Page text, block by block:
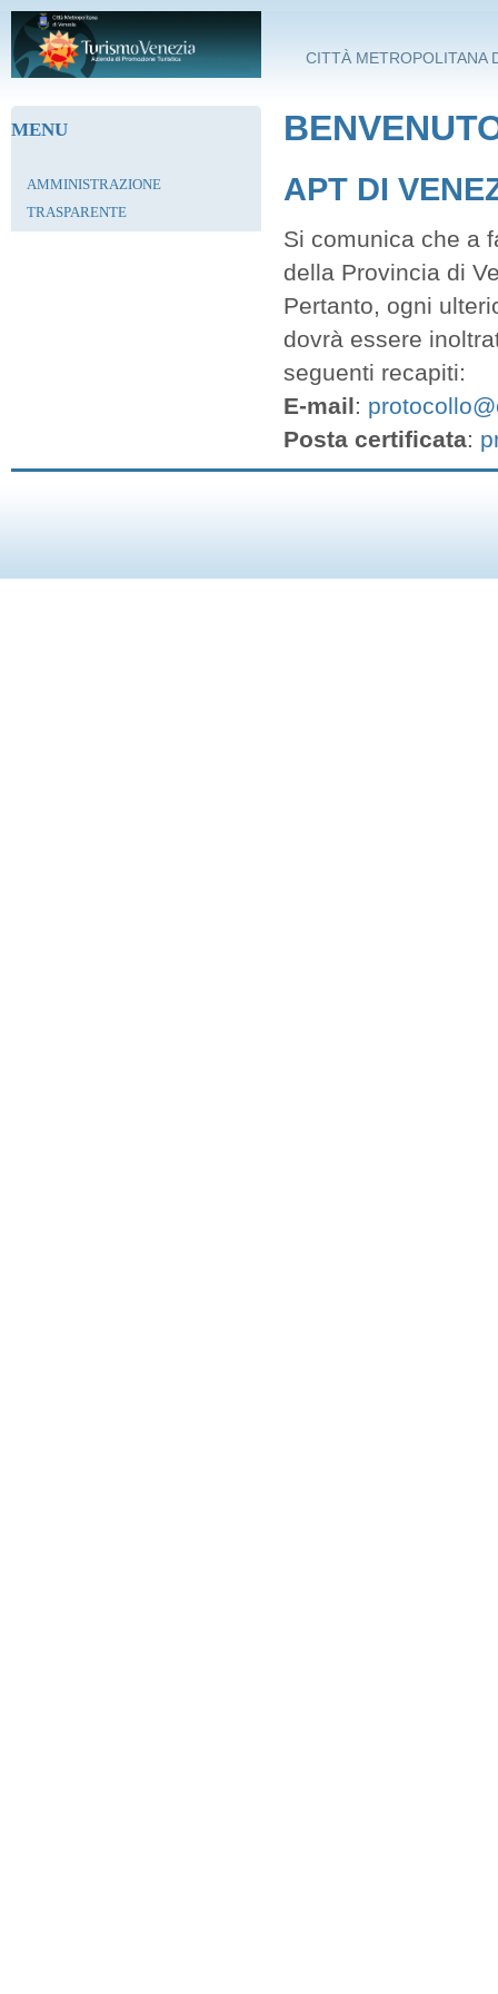
Salta al contenuto principale
CITTÀ METROPOLITANA
MENU
AMMINISTRAZIONE
TRASPARENTE
APT DI
Si comunica che a
della Provincia di
Pertanto, ogni
dovrà essere
seguenti recapiti:
E-mail:
Posta certificata: